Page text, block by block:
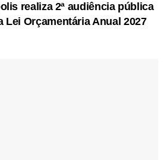
realiza 2ª audiência pública
Lei Orçamentária Anual 2027